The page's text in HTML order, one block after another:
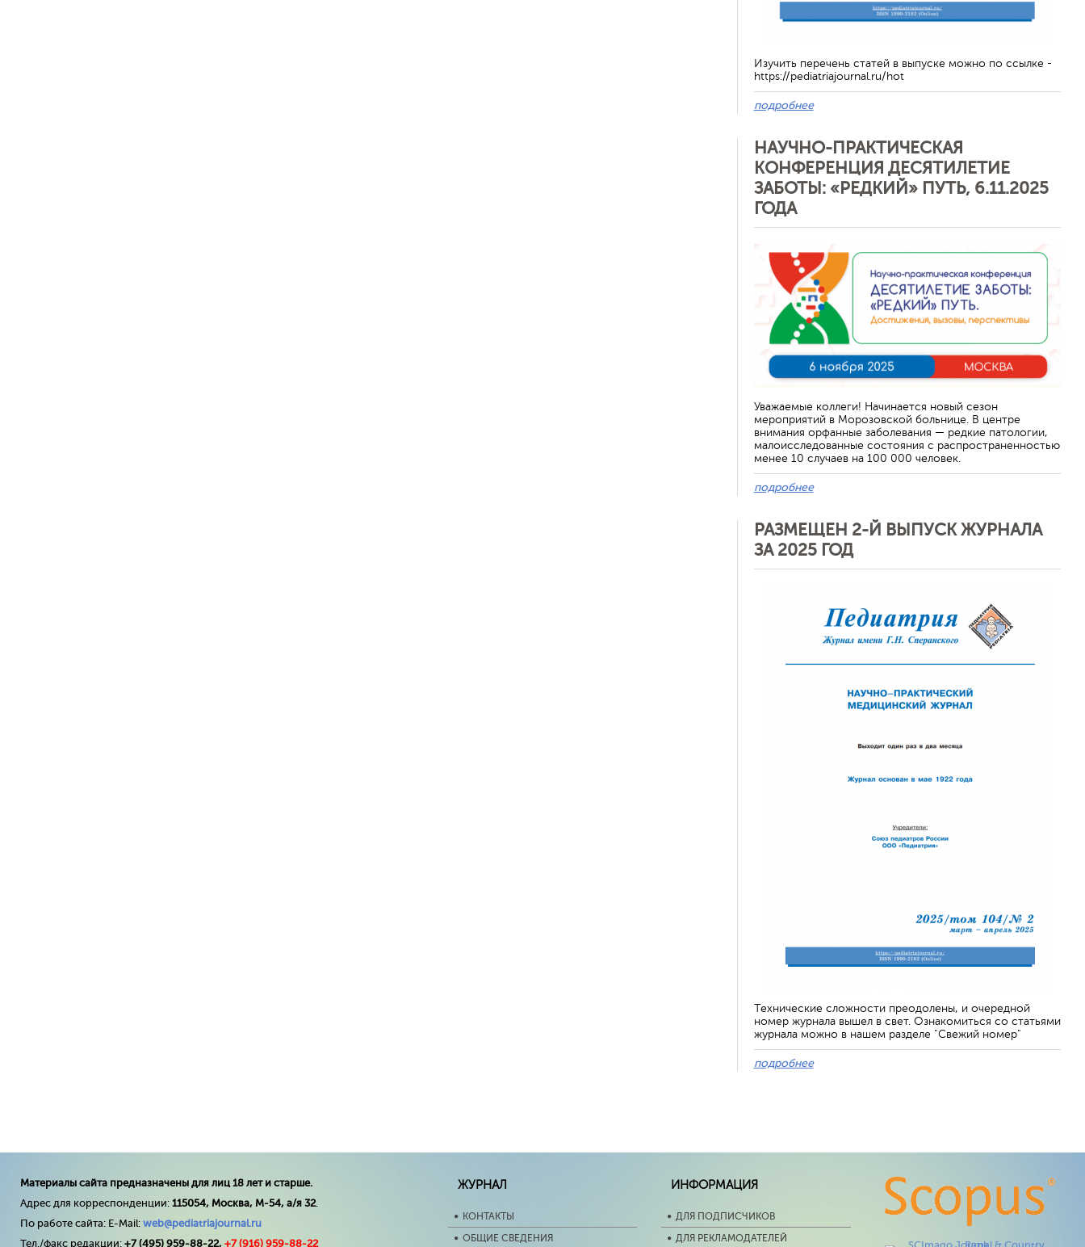
Изучить перечень статей в выпуске можно по ссылке -
https://pediatriajournal.ru/hot
подробнее
НАУЧНО-ПРАКТИЧЕСКАЯ
КОНФЕРЕНЦИЯ ДЕСЯТИЛЕТИЕ
ЗАБОТЫ: «РЕДКИЙ» ПУТЬ, 6.11.2025
ГОДА
Уважаемые коллеги! Начинается новый сезон
мероприятий в Морозовской больнице. В центре
внимания орфанные заболевания — редкие патологии,
малоисследованные состояния с распространенностью
менее 10 случаев на 100 000 человек.
подробнее
РАЗМЕЩЕН 2-Й ВЫПУСК ЖУРНАЛА
ЗА 2025 ГОД
Технические сложности преодолены, и очередной
номер журнала вышел в свет. Ознакомиться со статьями
журнала можно в нашем разделе "Свежий номер"
подробнее
Материалы сайта предназначены для лиц 18 лет и старше.
Адрес для корреспонденции: 115054, Москва, М-54, а/я 32.
По работе сайта: E-Mail: web@pediatriajournal.ru
Тел./факс редакции: +7 (495) 959-88-22, +7 (916) 959-88-22
ЖУРНАЛ
КОНТАКТЫ
ОБЩИЕ СВЕДЕНИЯ
ИНФОРМАЦИЯ
ДЛЯ ПОДПИСЧИКОВ
ДЛЯ РЕКЛАМОДАТЕЛЕЙ
Обратная связь
Отменить